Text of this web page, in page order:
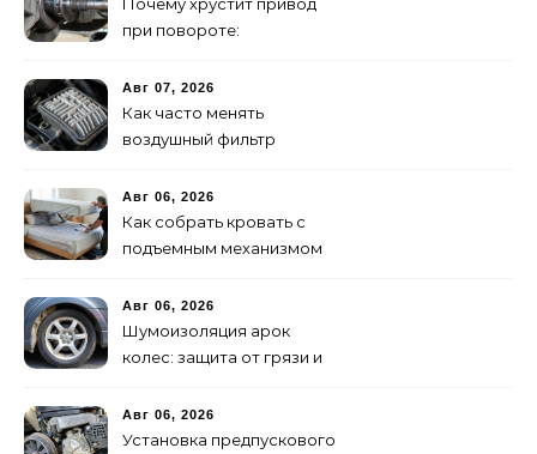
при повороте:
Авг 07, 2026
Как часто менять
воздушный фильтр
признаки износа
Авг 06, 2026
Как собрать кровать с
подъемным механизмом
инструкция
Авг 06, 2026
Шумоизоляция арок
колес: защита от грязи и
Авг 06, 2026
Установка предпускового